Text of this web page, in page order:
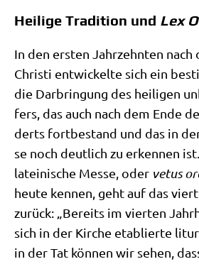
Heilige Tradition und Lex
In den ersten Jahr­zehn­ten nach
Chri­sti ent­wickel­te sich ein
die Dar­brin­gung des hei­li­gen
fers, das auch nach dem Ende
derts fort­be­stand und das in
se noch deut­lich zu erken­nen ist.
latei­ni­sche Mes­se, oder vetus
heu­te ken­nen, geht auf das
zurück: „Bereits im vier­ten
sich in der Kir­che eta­blier­te
in der Tat kön­nen wir sehen,